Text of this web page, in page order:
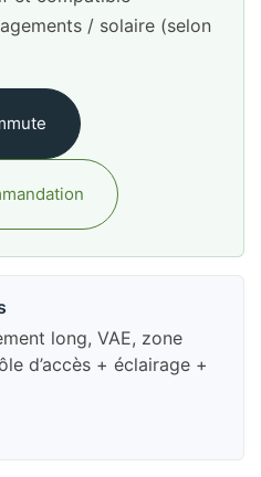
/ solaire (selon
long, VAE, zone
d’accès + éclairage +